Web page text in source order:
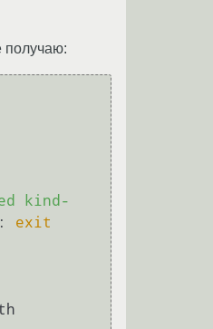
получаю:
kind-
exit